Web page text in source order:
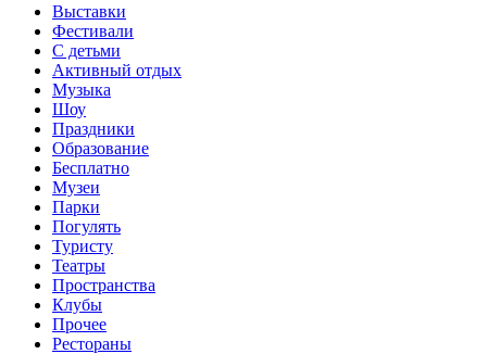
Выставки
Фестивали
С детьми
Активный отдых
Музыка
Шоу
Праздники
Образование
Бесплатно
Музеи
Парки
Погулять
Туристу
Театры
Пространства
Клубы
Прочее
Рестораны